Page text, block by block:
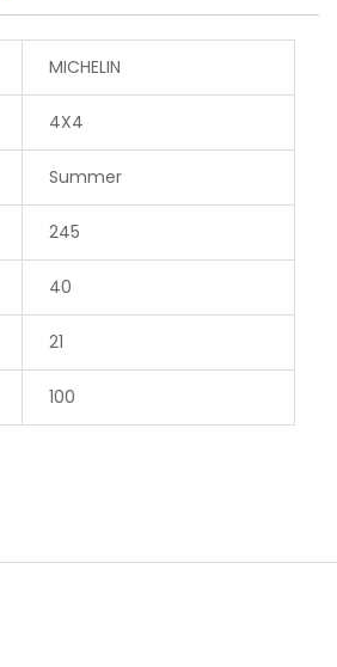
MICHELIN
4X4
Summer
245
40
21
100